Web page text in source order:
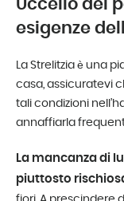
Uccello del
esigenze
La Strelitzia è una
casa, assicuratevi
tali condizioni
annaffiarla
La mancanza di
piuttosto